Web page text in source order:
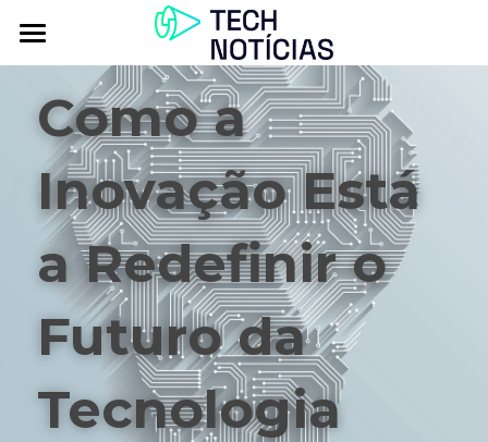
Atualidade
Explorar
Podcasts
Inbox
Contactos
Como a
Inovação Está
a Redefinir o
Futuro da
Tecnologia